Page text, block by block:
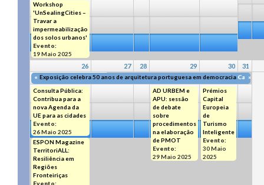
Workshop
'UnSealingCities –
Travar a
impermeabilização
dos solos urbanos'
Evento:
19 Maio 2025
26 27 28 29 30 31
« Exposição celebra 50 anos de arquitetura portuguesa em democracia Casa
»
Consulta Pública:
Contribua para a
nova Agenda da
UE para as cidades
Evento:
26 Maio 2025
ESPON Magazine
TerritoriALL:
Resiliência em
Regiões
Fronteiriças
Evento:
AD URBEM e
APU: sessão
de debate
sobre
procedimentos
na elaboração
de PMOT
Evento:
29 Maio 2025
Prémios
Capital
Europeia
de
Turismo
Inteligente
Evento:
30 Maio
2025